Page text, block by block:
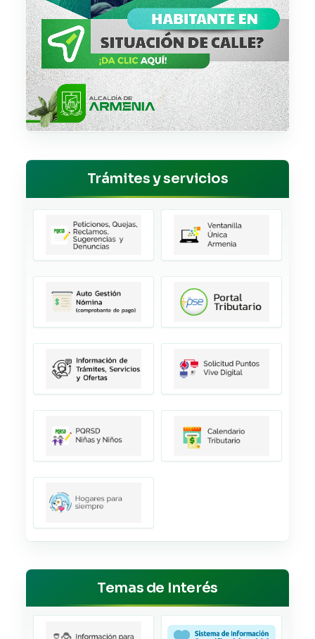
Trámites y servicios
Temas de Interés